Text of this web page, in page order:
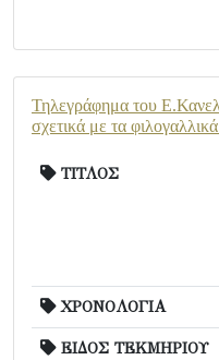
Τηλεγράφημα του
σχετικά με τα
ΤΙΤΛΟΣ
ΧΡΟΝΟΛΟΓΙΑ
ΕΙΔΟΣ ΤΕΚΜΗΡΙΟΥ